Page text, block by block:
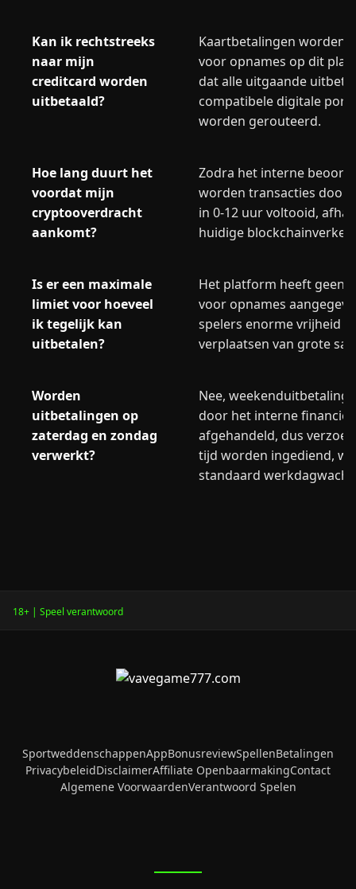
Kan ik rechtstreeks
naar mijn
creditcard worden
uitbetaald?
Kaartbetalingen worden
voor opnames op dit
dat alle uitgaande
compatibele digitale
worden gerouteerd.
Hoe lang duurt het
voordat mijn
cryptooverdracht
aankomt?
Zodra het interne
worden transacties
in 0-12 uur voltooid,
huidige
Is er een maximale
limiet voor hoeveel
ik tegelijk kan
uitbetalen?
Het platform heeft geen
voor opnames
spelers enorme vrijheid
verplaatsen van grote
Worden
uitbetalingen op
zaterdag en zondag
verwerkt?
Nee,
door het interne
afgehandeld, dus
tijd worden ingediend,
standaard
18+ | Speel verantwoord
SportweddenschappenAppBonusreviewSpellenBetalingen
PrivacybeleidDisclaimerAffiliate OpenbaarmakingContact
Algemene VoorwaardenVerantwoord Spelen